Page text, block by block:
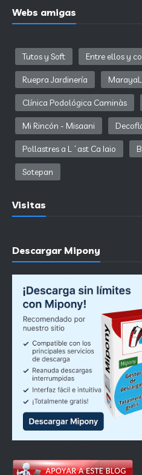
Webs amigas
Tutos y Soft Entre ellos y
Ruepra Jardinería
Clínica Podológica Caminàs
Mi Rincón - Misaani
Pollastres a L´ast Ca Iaio
Sotepan
Visitas
Descargar Mipony